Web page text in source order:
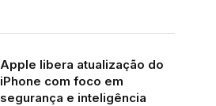
Apple libera atualização do
iPhone com foco em
segurança e inteligência